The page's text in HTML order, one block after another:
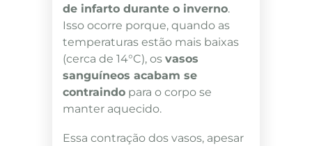
de infarto durante o inverno.
Isso ocorre porque, quando as
temperaturas estão mais baixas
(cerca de 14°C), os vasos
sanguíneos acabam se
contraindo para o corpo se
manter aquecido.
Essa contração dos vasos, apesar